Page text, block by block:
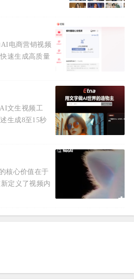
景需求。
电商营销视频
速生成高质量
文生视频工
生成8至15秒
达60fps。
核心价值在于
定义了视频内
人力的视频制